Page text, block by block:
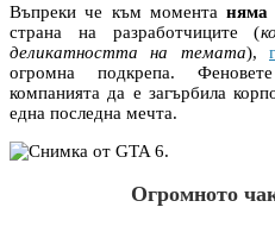
Въпреки че към момента няма
страна на разработчиците (
деликатността на темата),
огромна подкрепа.
компанията да е загърбила
една последна мечта.
Огромното